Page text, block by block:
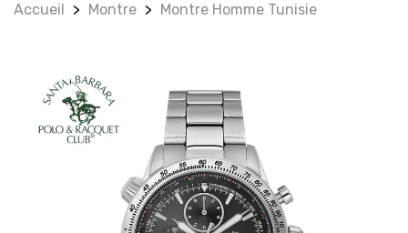
Accueil Montre Montre Homme Tunisie